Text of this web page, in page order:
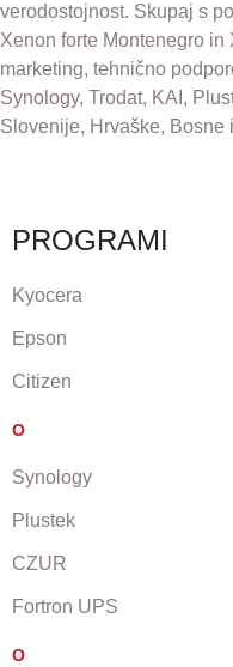
verodostojnost. Skupaj s
Xenon forte Montenegro in
marketing, tehnično
Synology, Trodat, KAI,
Slovenije, Hrvaške, Bosne
PROGRAMI
Kyocera
Epson
Citizen
O
Synology
Plustek
CZUR
Fortron UPS
O